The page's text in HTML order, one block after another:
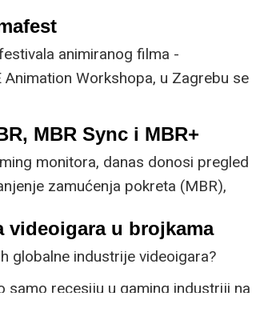
animiranog filma -
Workshopa, u Zagrebu se
MBR Sync i MBR+
monitora, danas donosi pregled
zamućenja pokreta (MBR),
na tržištu.
videoigara u brojkama
globalne industrije videoigara?
samo recesiju u gaming industriji na